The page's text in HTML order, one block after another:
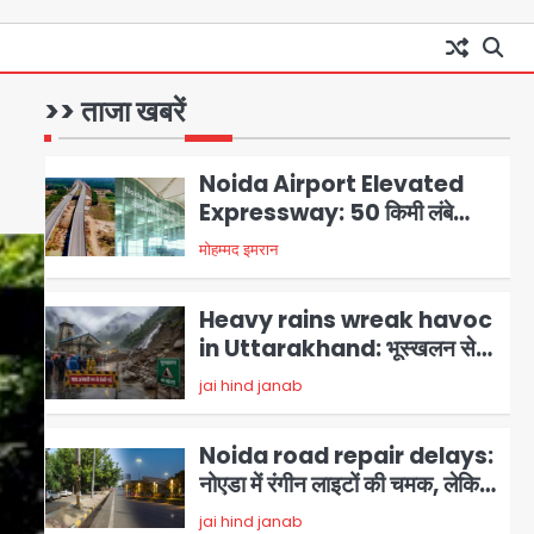
>> ताजा खबरें
ट्रेनिंग
2
Noida Airport Elevated
एलिवेटेड एक्सप्रेसवे से दिल्ली-
4000 करोड़ रुपये की लागत से बनेगा
6-लेन एक्सप्रेसवे
मोहम्मद इमरान
Heavy rains wreak havoc
in Uttarakhand: भूस्खलन से
यमुनोत्री, केदारनाथ और सिमली-
में श्रद्धालु फंसे, नदियां खतरे के निशान
के पार
jai hind janab
4
Noida road repair delays:
नोएडा में रंगीन लाइटों की चमक, लेकिन
सड़कें अभी भी उखड़ी: प्राधिकरण के
परेशानी
jai hind janab
Noida Authority: जांच के घेरे में
प्लानिंग विभाग, GM मीना भार्गव पर उठ